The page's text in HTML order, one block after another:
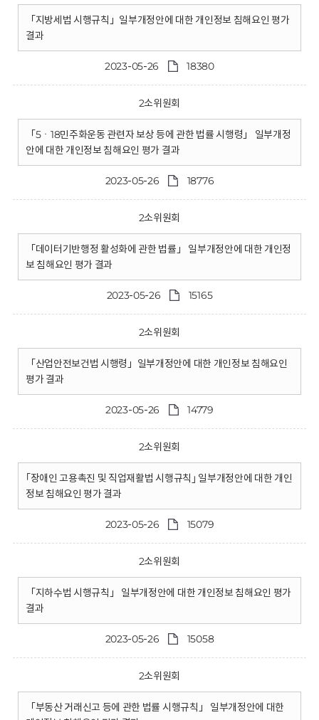
「지방세법 시행규칙」일부개정안에 대한 개인정보 침해요인 평가
결과
2023-05-26 18380
2소위원회
「5ㆍ18민주화운동 관련자 보상 등에 관한 법률 시행령」 일부개정
안에 대한 개인정보 침해요인 평가 결과
2023-05-26 18776
2소위원회
「데이터기반행정 활성화에 관한 법률」 일부개정안에 대한 개인정
보 침해요인 평가 결과
2023-05-26 15165
2소위원회
「산업안전보건법 시행령」일부개정안에 대한 개인정보 침해요인
평가 결과
2023-05-26 14779
2소위원회
｢장애인 고용촉진 및 직업재활법 시행규칙｣ 일부개정안에 대한 개인
정보 침해요인 평가 결과
2023-05-26 15079
2소위원회
「지하수법 시행규칙」 일부개정안에 대한 개인정보 침해요인 평가
결과
2023-05-26 15058
2소위원회
「부동산 거래신고 등에 관한 법률 시행규칙」 일부개정안에 대한